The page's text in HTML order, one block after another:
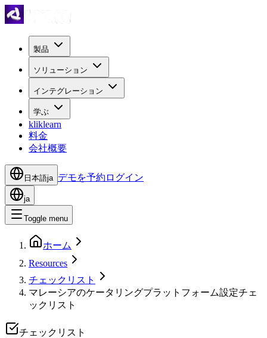
製品
ソリューション
インテグレーション
学ぶ
kliklearn
料金
会社概要
日本語ja デモを予約 ログイン
ja
Toggle menu
ホーム
Resources
チェックリスト
マレーシアのケータリングプラットフォーム設定チェ
ックリスト
チェックリスト